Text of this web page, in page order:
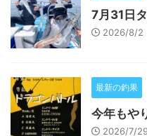
7月31日
2026/8/2
最新の釣果
今年もや
2026/7/